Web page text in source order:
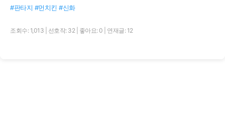
#판타지 #먼치킨 #신화
조회수: 1,013 선호작: 32 좋아요: 0 연재글: 12